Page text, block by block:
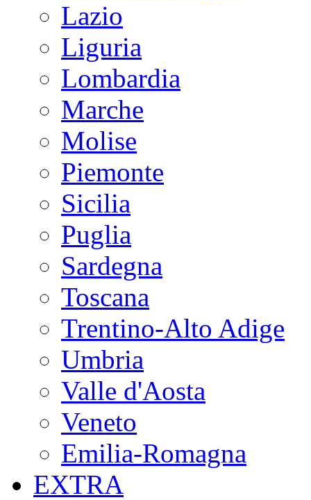
Lazio
Liguria
Lombardia
Marche
Molise
Piemonte
Sicilia
Puglia
Sardegna
Toscana
Trentino-Alto Adige
Umbria
Valle d'Aosta
Veneto
Emilia-Romagna
EXTRA